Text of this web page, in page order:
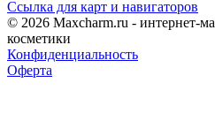
Ссылка для карт и навигаторов
© 2026 Maxcharm.ru - интернет-
косметики
Конфиденциальность
Оферта